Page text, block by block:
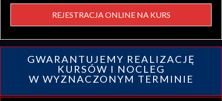
REJESTRACJA ONLINE NA KURS
GWARANTUJEMY REALIZACJĘ
KURSÓW I NOCLEG
W WYZNACZONYM TERMINIE